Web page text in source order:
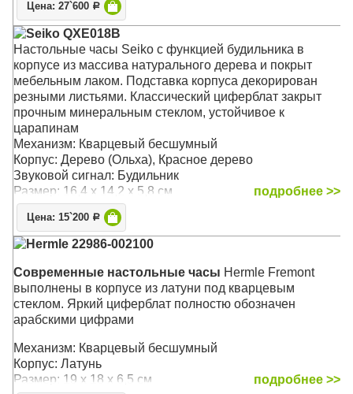
Цена: 27`600 Р
Seiko QXE018B
Настольные часы Seiko с функцией будильника в
корпусе из массива натурального дерева и покрыт
мебельным лаком. Подставка корпуса декорирован
резными листьями. Классический циферблат закрыт
прочным минеральным стеклом, устойчивое к
царапинам
Механизм: Кварцевый бесшумный
Корпус: Дерево (Ольха), Красное дерево
Звуковой сигнал: Будильник
Размер: 16,4 х 14,2 x 5,8 см
подробнее >>
Цена: 15`200 Р
Hermle 22986-002100
Современные настольные часы Hermle Fremont
выполнены в корпусе из латуни под кварцевым
стеклом. Яркий циферблат полностю обозначен
арабскими цифрами
Механизм: Кварцевый бесшумный
Корпус: Латунь
Размер: 19 x 18 x 6,5 см
подробнее >>